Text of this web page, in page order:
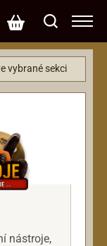
nástroje,
vybrané sekci